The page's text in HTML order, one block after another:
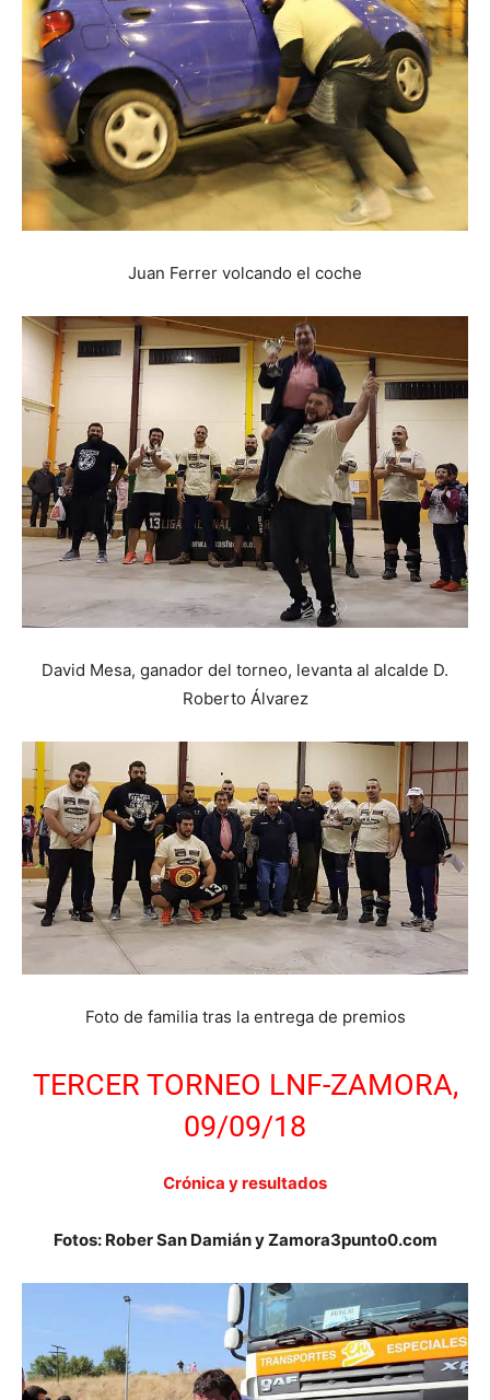
Juan Ferrer volcando el coche
David Mesa, ganador del torneo, levanta al alcalde D.
Roberto Álvarez
Foto de familia tras la entrega de premios
TERCER TORNEO LNF-ZAMORA,
09/09/18
Crónica y resultados
Fotos: Rober San Damián y Zamora3punto0.com